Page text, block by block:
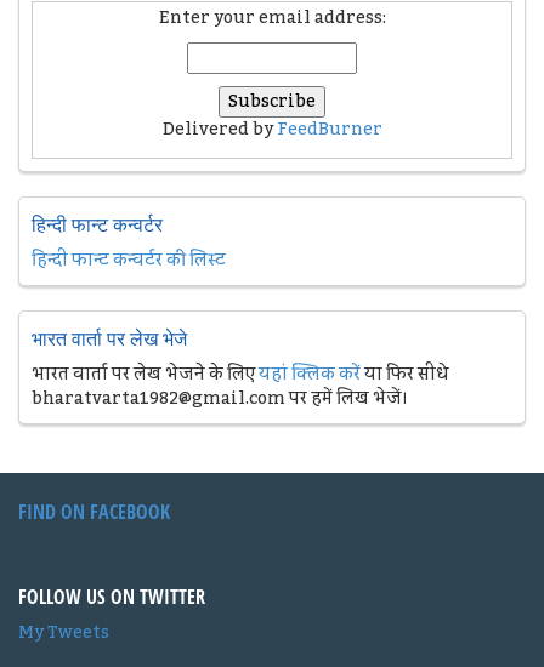
Enter your email address:
Delivered byFeedBurner
हिन्दी फान्ट कन्वर्टर
हिन्दी फान्ट कन्वर्टर की लिस्ट
भारत वार्ता पर लेख भेजे
भारत वार्ता पर लेख भेजने के लिएयहां क्लिक करेंया फिर सीधे
bharatvarta1982@gmail.com पर हमें लिख भेजें।
FIND ON FACEBOOK
FOLLOW US ON TWITTER
My Tweets